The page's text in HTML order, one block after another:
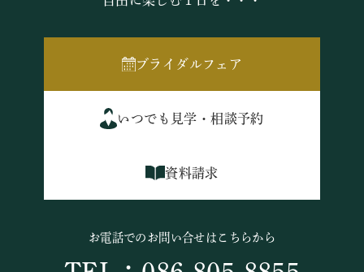
ブライダルフェア
いつでも見学・相談予約
資料請求
お電話でのお問い合せはこちらから